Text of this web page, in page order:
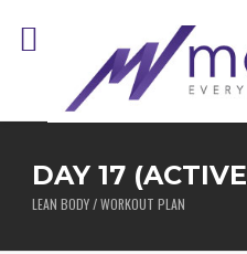
DAY 17
LEAN BODY / WORKOUT PLAN